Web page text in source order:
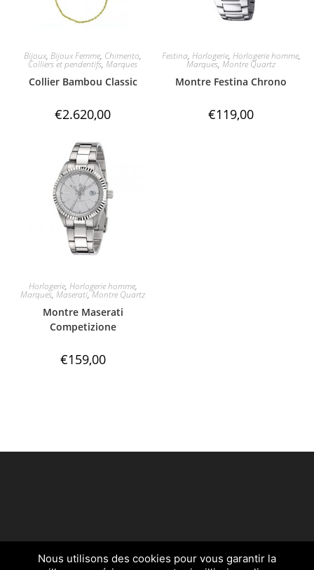
Bijoux,Bijoux Femme, Chimento,
Colliers et pendentifs,Marques
Collier Bambou Classic
€2.620,00
Festina, Horlogerie, Horlogerie homme,
Marques,Montre Quartz
Montre Festina Chrono
€119,00
Horlogerie, Horlogerie homme,
Marques,Maserati,Montre Quartz
Montre Maserati
Competizione
€159,00
Nous utilisons des cookies pour vous garantir la